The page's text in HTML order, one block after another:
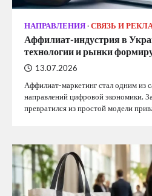
НАПРАВЛЕНИЯ СВЯЗЬ И
Аффилиат-индустрия в
технологии и рынки
13.07.2026
Аффилиат-маркетинг стал одним из
направлений цифровой экономики.
превратился из простой модели